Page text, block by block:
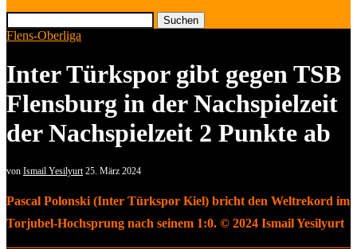
Suchen
Flens-Oberliga
Inter Türkspor gibt gegen TSB
Flensburg in der Nachspielzeit
der Nachspielzeit 2 Punkte ab
von Ismail Yesilyurt 25. März 2024
Pascal Polonski (Inter Türkspor Kiel) bricht den Weltrekord im
Torjubel-Hochsprung nach seinem 1:0. © 2024 Ismail Yesilyurt